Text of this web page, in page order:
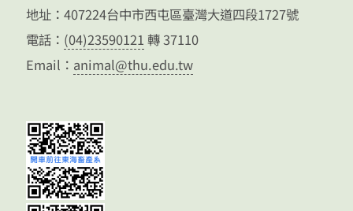
地址：407224台中市西屯區臺灣大道四段1727號
電話： (04)23590121 轉 37110
Email： animal@thu.edu.tw